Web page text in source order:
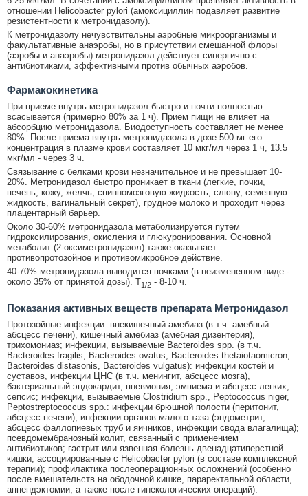
отношении Helicobacter pylori (амоксициллин подавляет развитие
резистентности к метронидазолу).
К метронидазолу нечувствительны аэробные микроорганизмы и
факультативные анаэробы, но в присутствии смешанной флоры
(аэробы и анаэробы) метронидазол действует синергично с
антибиотиками, эффективными против обычных аэробов.
Фармакокинетика
При приеме внутрь метронидазол быстро и почти полностью
всасывается (примерно 80% за 1 ч). Прием пищи не влияет на
абсорбцию метронидазола. Биодоступность составляет не менее
80%. После приема внутрь метронидазола в дозе 500 мг его
концентрация в плазме крови составляет 10 мкг/мл через 1 ч, 13.5
мкг/мл - через 3 ч.
Связывание с белками крови незначительное и не превышает 10-
20%. Метронидазол быстро проникает в ткани (легкие, почки,
печень, кожу, желчь, спинномозговую жидкость, слюну, семенную
жидкость, вагинальный секрет), грудное молоко и проходит через
плацентарный барьер.
Около 30-60% метронидазола метаболизируется путем
гидроксилирования, окисления и глюкуронирования. Основной
метаболит (2-оксиметронидазол) также оказывает
противопротозойное и противомикробное действие.
40-70% метронидазола выводится почками (в неизмененном виде -
около 35% от принятой дозы). Т1/2 - 8-10 ч.
Показания активных веществ препарата Метронидазол
Протозойные инфекции: внекишечный амебиаз (в т.ч. амебный
абсцесс печени), кишечный амебиаз (амебная дизентерия),
трихомониаз; инфекции, вызываемые Bacteroides spp. (в т.ч.
Bacteroides fragilis, Bacteroides ovatus, Bacteroides thetaiotaomicron,
Bacteroides distasonis, Bacteroides vulgatus): инфекции костей и
суставов, инфекции ЦНС (в т.ч. менингит, абсцесс мозга),
бактериальный эндокардит, пневмония, эмпиема и абсцесс легких,
сепсис; инфекции, вызываемые Clostridium spp., Peptococcus niger,
Peptostreptococcus spp.: инфекции брюшной полости (перитонит,
абсцесс печени), инфекции органов малого таза (эндометрит,
абсцесс фаллопиевых труб и яичников, инфекции свода влагалища);
псевдомембранозный колит, связанный с применением
антибиотиков; гастрит или язвенная болезнь двенадцатиперстной
кишки, ассоциированные с Helicobacter pylori (в составе комплексной
терапии); профилактика послеоперационных осложнений (особенно
после вмешательств на ободочной кишке, параректальной области,
аппендэктомии, а также после гинекологических операций).